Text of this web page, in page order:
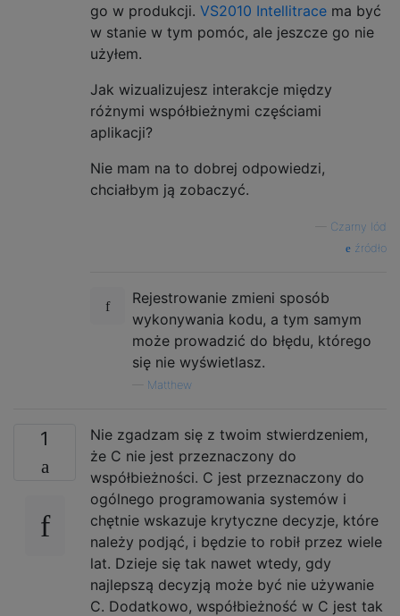
go w produkcji. VS2010 Intellitrace ma być
w stanie w tym pomóc, ale jeszcze go nie
użyłem.
Jak wizualizujesz interakcje między
różnymi współbieżnymi częściami
aplikacji?
Nie mam na to dobrej odpowiedzi,
chciałbym ją zobaczyć.
Czarny lód
źródło
Rejestrowanie zmieni sposób
wykonywania kodu, a tym samym
może prowadzić do błędu, którego
się nie wyświetlasz.
Matthew
1
Nie zgadzam się z twoim stwierdzeniem,
że C nie jest przeznaczony do
współbieżności. C jest przeznaczony do
ogólnego programowania systemów i
chętnie wskazuje krytyczne decyzje, które
należy podjąć, i będzie to robił przez wiele
lat. Dzieje się tak nawet wtedy, gdy
najlepszą decyzją może być nie używanie
C. Dodatkowo, współbieżność w C jest tak